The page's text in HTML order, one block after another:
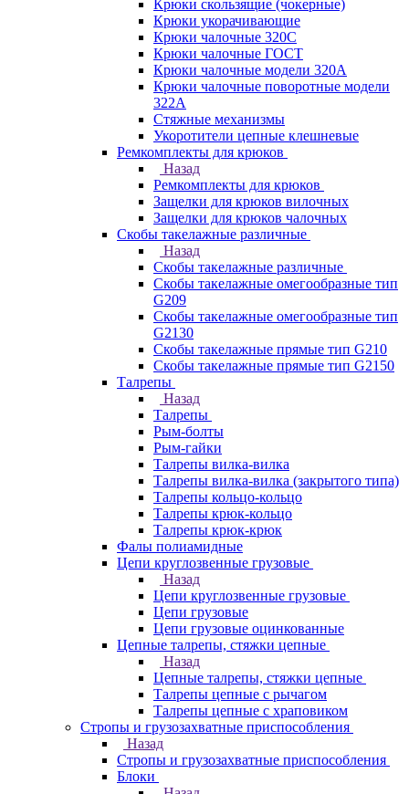
Крюки скользящие (чокерные)
Крюки укорачивающие
Крюки чалочные 320C
Крюки чалочные ГОСТ
Крюки чалочные модели 320А
Крюки чалочные поворотные модели
322А
Стяжные механизмы
Укоротители цепные клешневые
Ремкомплекты для крюков
Назад
Ремкомплекты для крюков
Защелки для крюков вилочных
Защелки для крюков чалочных
Скобы такелажные различные
Назад
Скобы такелажные различные
Скобы такелажные омегообразные тип
G209
Скобы такелажные омегообразные тип
G2130
Скобы такелажные прямые тип G210
Скобы такелажные прямые тип G2150
Талрепы
Назад
Талрепы
Рым-болты
Рым-гайки
Талрепы вилка-вилка
Талрепы вилка-вилка (закрытого типа)
Талрепы кольцо-кольцо
Талрепы крюк-кольцо
Талрепы крюк-крюк
Фалы полиамидные
Цепи круглозвенные грузовые
Назад
Цепи круглозвенные грузовые
Цепи грузовые
Цепи грузовые оцинкованные
Цепные талрепы, стяжки цепные
Назад
Цепные талрепы, стяжки цепные
Талрепы цепные с рычагом
Талрепы цепные с храповиком
Стропы и грузозахватные приспособления
Назад
Стропы и грузозахватные приспособления
Блоки